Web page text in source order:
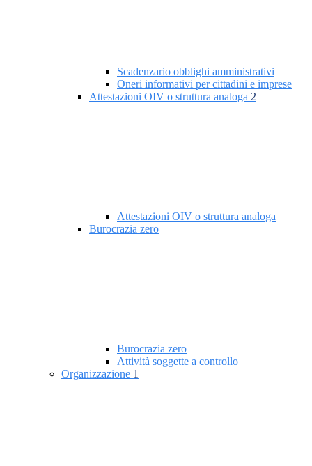
Scadenzario obblighi amministrativi
Oneri informativi per cittadini e imprese
Attestazioni OIV o struttura analoga 2
Attestazioni OIV o struttura analoga
Burocrazia zero
Burocrazia zero
Attività soggette a controllo
Organizzazione 1